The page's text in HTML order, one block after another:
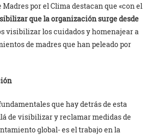
Madres por el Clima destacan que «con el
que la organización surge desde
visibilizar los cuidados y homenajear a
de madres que han peleado por
que hay detrás de esta
de visibilizar y reclamar medidas de
global- es el trabajo en la